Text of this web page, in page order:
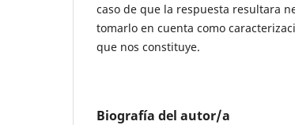
caso de que la respuesta resultara
tomarlo en cuenta como
que nos constituye.
Biografía del autor/a